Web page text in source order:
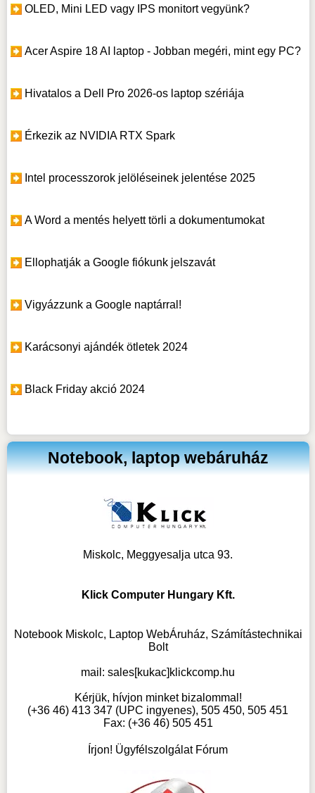
OLED, Mini LED vagy IPS monitort vegyünk?
Acer Aspire 18 AI laptop - Jobban megéri, mint egy PC?
Hivatalos a Dell Pro 2026-os laptop szériája
Érkezik az NVIDIA RTX Spark
Intel processzorok jelöléseinek jelentése 2025
A Word a mentés helyett törli a dokumentumokat
Ellophatják a Google fiókunk jelszavát
Vigyázzunk a Google naptárral!
Karácsonyi ajándék ötletek 2024
Black Friday akció 2024
Notebook, laptop webáruház
Miskolc, Meggyesalja utca 93.
Klick Computer Hungary Kft.
Notebook Miskolc, Laptop WebÁruház, Számítástechnikai
Bolt
mail:sales[kukac]klickcomp.hu
Kérjük, hívjon minket bizalommal!
(+36 46) 413 347 (UPC ingyenes), 505 450, 505 451
Fax: (+36 46) 505 451
Írjon! Ügyfélszolgálat Fórum